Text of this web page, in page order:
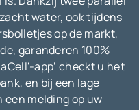
water, ook tijdens
op de markt,
garanderen 100%
app’ checkt u het
en bij een lage
melding op uw